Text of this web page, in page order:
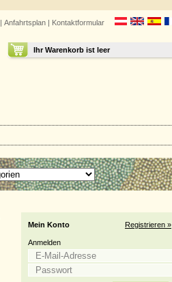
| Anfahrtsplan | Kontaktformular
Ihr Warenkorb ist leer
Mein Konto Registrieren »
Anmelden